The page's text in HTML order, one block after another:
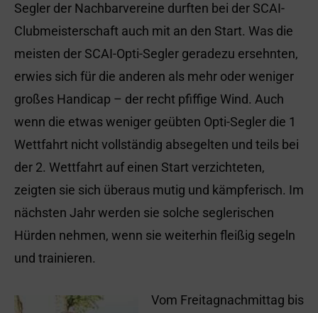
Segler der Nachbarvereine durften bei der SCAI-
Clubmeisterschaft auch mit an den Start. Was die
meisten der SCAI-Opti-Segler geradezu ersehnten,
erwies sich für die anderen als mehr oder weniger
großes Handicap – der recht pfiffige Wind. Auch
wenn die etwas weniger geübten Opti-Segler die 1
Wettfahrt nicht vollständig absegelten und teils bei
der 2. Wettfahrt auf einen Start verzichteten,
zeigten sie sich überaus mutig und kämpferisch. Im
nächsten Jahr werden sie solche seglerischen
Hürden nehmen, wenn sie weiterhin fleißig segeln
und trainieren.
Vom Freitagnachmittag bis